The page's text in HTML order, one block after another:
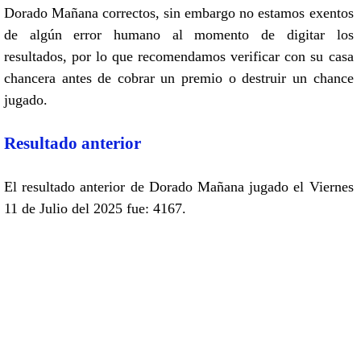
Dorado Mañana correctos, sin embargo no estamos exentos
de algún error humano al momento de digitar los
resultados, por lo que recomendamos verificar con su casa
chancera antes de cobrar un premio o destruir un chance
jugado.
Resultado anterior
El resultado anterior de Dorado Mañana jugado el Viernes
11 de Julio del 2025 fue: 4167.